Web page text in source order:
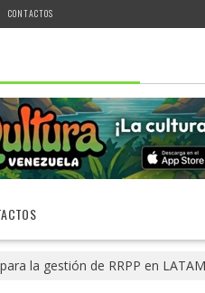
CONTACTOS
la gestión de RRPP en